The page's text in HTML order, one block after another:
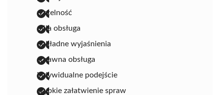
rzetelność
miła obsługa
dokładne wyjaśnienia
sprawna obsługa
indywidualne podejście
szybkie załatwienie spraw